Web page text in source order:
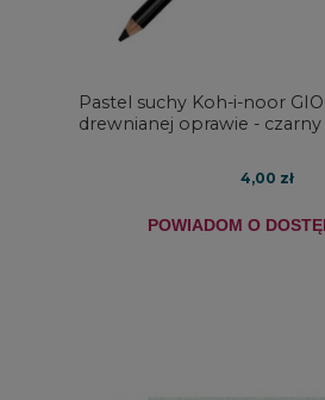
Pastel suchy Koh-i-noor
drewnianej oprawie -
4,00 zł
POWIADOM O